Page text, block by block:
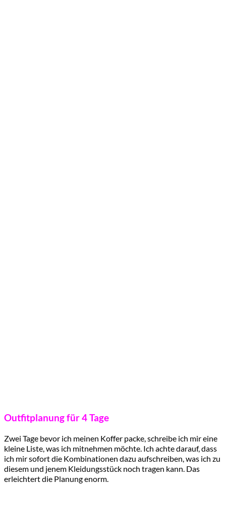
Outfitplanung für 4 Tage
Zwei Tage bevor ich meinen Koffer packe, schreibe ich mir eine
kleine Liste, was ich mitnehmen möchte. Ich achte darauf, dass
ich mir sofort die Kombinationen dazu aufschreiben, was ich zu
diesem und jenem Kleidungsstück noch tragen kann. Das
erleichtert die Planung enorm.